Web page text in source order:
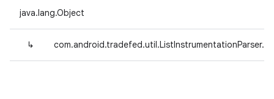
java.lang.Object
↳